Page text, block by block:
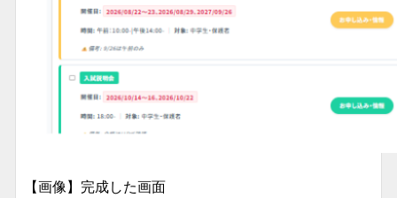
【画像】完成した画面